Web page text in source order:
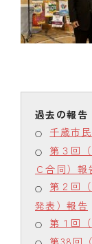
千歳市
第３回
Ｃ合同）報
第２回
発表）報告
第１回
第38回